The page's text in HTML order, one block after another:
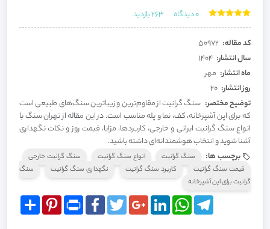
0دیدگاه 263بازدید
کد مقاله: 50972
سال انتشار: 1404
ماه انتشار: مهر
روز انتشار: 20
توضیح مختصر: سنگ گرانیت از مقاوم‌ترین و زیباترین سنگ‌های طبیعی است
که برای اپن آشپزخانه، کف، نما و پله مناسب است. در این مقاله از تهران سنگ با
انواع سنگ گرانیت ایرانی و خارجی، کاربردها، مزایا، قیمت روز و نکات نگهداری
آشنا شوید و انتخاب هوشمندانه‌ای داشته باشید.
برچسب ها:
سنگ گرانیت انواع سنگ گرانیت
سنگ گرانیت خارجی
قیمت سنگ گرانیت
کاربرد سنگ گرانیت نگهداری سنگ گرانیت
سنگ
گرانیت برای اپن آشپزخانه
Share
Pinterest Print
FacebookTwitterGoogle+LinkedIn
WhatsAppTelegram